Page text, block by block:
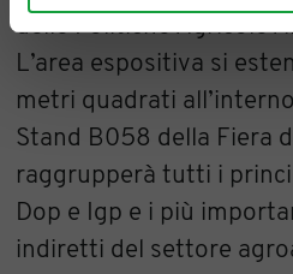
delle Politiche Agricole
L’area espositiva si
metri quadrati
Stand B058 della Fiera
raggrupperà tutti i
Dop e Igp e i più
indiretti del settore